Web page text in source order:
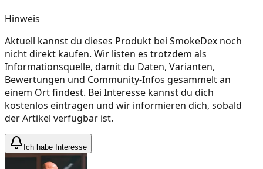
Hinweis
Aktuell kannst du dieses Produkt bei SmokeDex noch
nicht direkt kaufen. Wir listen es trotzdem als
Informationsquelle, damit du Daten, Varianten,
Bewertungen und Community-Infos gesammelt an
einem Ort findest. Bei Interesse kannst du dich
kostenlos eintragen und wir informieren dich, sobald
der Artikel verfügbar ist.
Ich habe Interesse